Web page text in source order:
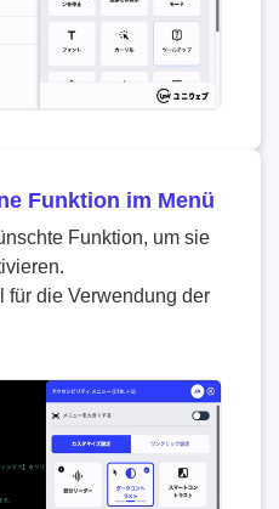
Funktion im Menü
Funktion, um sie
die Verwendung der